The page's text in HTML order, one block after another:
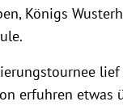
Königs
lief
erfuhren etwas